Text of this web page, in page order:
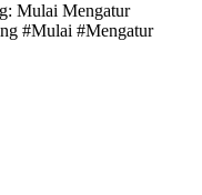
Mulai Mengatur
#Mulai #Mengatur